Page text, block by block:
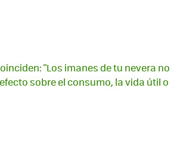
"Los imanes de tu nevera no
sobre el consumo, la vida útil o